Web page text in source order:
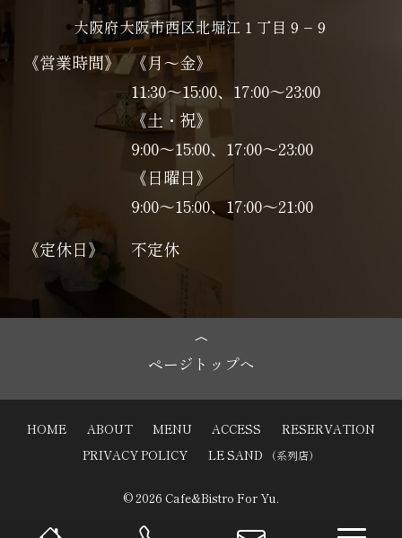
大阪府大阪市西区北堀江１丁目９−９
《営業時間》 《月～金》
11:30～15:00、17:00～23:00
《土・祝》
9:00～15:00、17:00〜23:00
《日曜日》
9:00～15:00、17:00〜21:00
《定休日》
不定休
ページトップへ
HOME ABOUT MENU ACCESS
RESERVATION
PRIVACY POLICY
LE SAND （系列店）
© 2026 Cafe&Bistro For Yu.